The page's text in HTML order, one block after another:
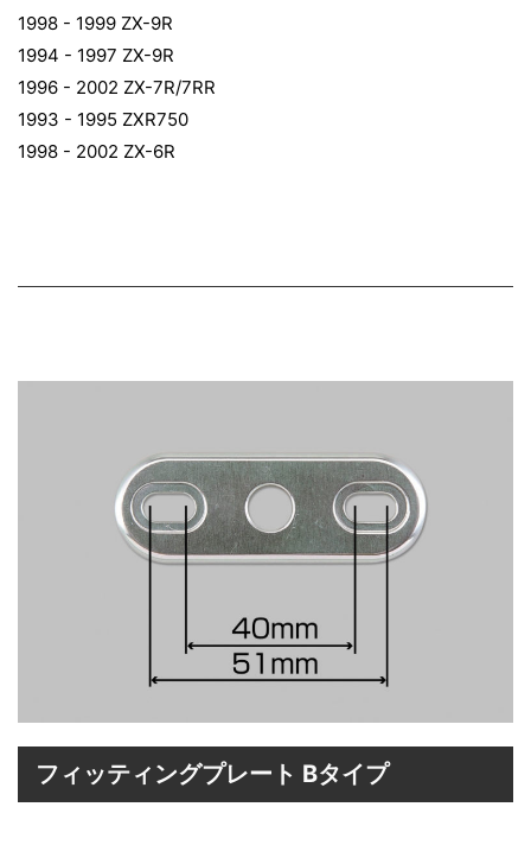
1998 - 1999 ZX-9R
1994 - 1997 ZX-9R
1996 - 2002 ZX-7R/7RR
1993 - 1995 ZXR750
1998 - 2002 ZX-6R
フィッティングプレート Bタイプ